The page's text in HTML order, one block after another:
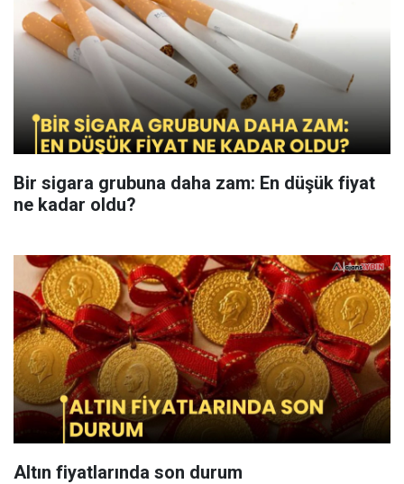
Bir sigara grubuna daha zam: En düşük fiyat
ne kadar oldu?
Altın fiyatlarında son durum